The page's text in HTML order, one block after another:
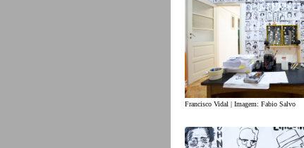
Francisco Vidal | Imagem: Fabio Salvo